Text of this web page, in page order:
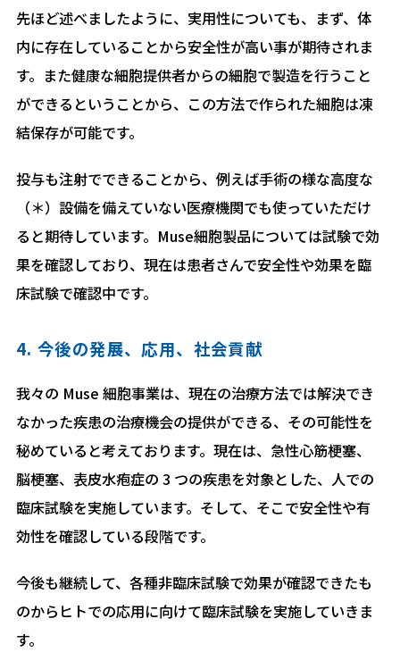
先ほど述べましたように、実用性についても、まず、体
内に存在していることから安全性が高い事が期待されま
す。また健康な細胞提供者からの細胞で製造を行うこと
ができるということから、この方法で作られた細胞は凍
結保存が可能です。
投与も注射でできることから、例えば手術の様な高度な
（＊）設備を備えていない医療機関でも使っていただけ
ると期待しています。Muse細胞製品については試験で効
果を確認しており、現在は患者さんで安全性や効果を臨
床試験で確認中です。
4. 今後の発展、応用、社会貢献
我々の Muse 細胞事業は、現在の治療方法では解決でき
なかった疾患の治療機会の提供ができる、その可能性を
秘めていると考えております。現在は、急性心筋梗塞、
脳梗塞、表皮水疱症の 3 つの疾患を対象とした、人での
臨床試験を実施しています。そして、そこで安全性や有
効性を確認している段階です。
今後も継続して、各種非臨床試験で効果が確認できたも
のからヒトでの応用に向けて臨床試験を実施していきま
す。